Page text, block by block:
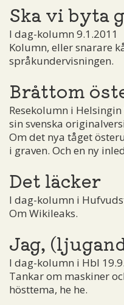
Ska vi byta
I dag-kolumn 9.1.2011
Kolumn, eller snarare
språkundervisningen.
Bråttom
Resekolumn i
sin svenska
Om det nya tåget
i graven. Och en ny
Det läcker
I dag-kolumn i
Om Wikileaks.
Jag,
I dag-kolumn i Hbl
Tankar om maskiner
hösttema, he he.